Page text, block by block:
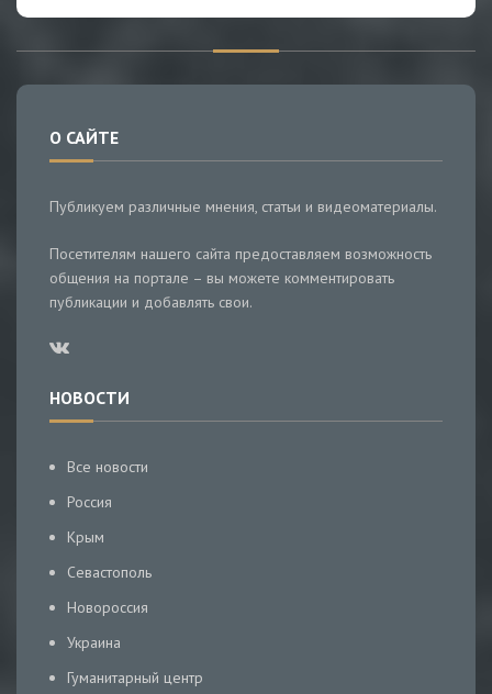
О САЙТЕ
Публикуем различные мнения, статьи и видеоматериалы.
Посетителям нашего сайта предоставляем возможность
общения на портале – вы можете комментировать
публикации и добавлять свои.
НОВОСТИ
Все новости
Россия
Крым
Севастополь
Новороссия
Украина
Гуманитарный центр